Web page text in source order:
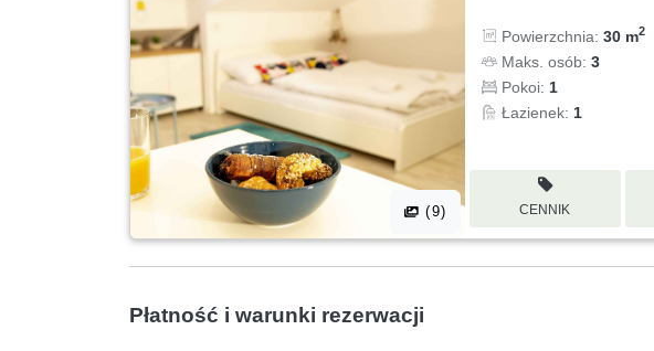
(9)
Powierzchnia:30 m2
Maks. osób:3
Pokoi: 1
Łazienek: 1
CENNIK
Płatność i warunki rezerwacji